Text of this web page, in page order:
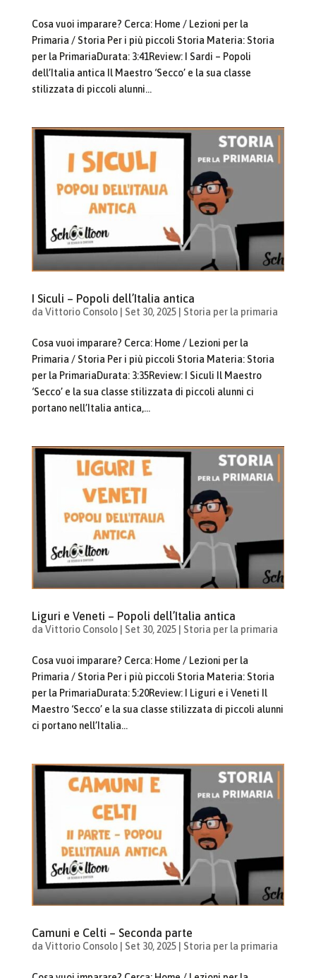
Cosa vuoi imparare? Cerca: Home / Lezioni per la
Primaria / Storia Per i più piccoli Storia Materia: Storia
per la PrimariaDurata: 3:41Review: I Sardi – Popoli
dell’Italia antica Il Maestro ‘Secco’ e la sua classe
stilizzata di piccoli alunni...
I Siculi – Popoli dell’Italia antica
da Vittorio Consolo| Set 30, 2025| Storia per la primaria
Cosa vuoi imparare? Cerca: Home / Lezioni per la
Primaria / Storia Per i più piccoli Storia Materia: Storia
per la PrimariaDurata: 3:35Review: I Siculi Il Maestro
‘Secco’ e la sua classe stilizzata di piccoli alunni ci
portano nell’Italia antica,...
Liguri e Veneti – Popoli dell’Italia antica
da Vittorio Consolo| Set 30, 2025| Storia per la primaria
Cosa vuoi imparare? Cerca: Home / Lezioni per la
Primaria / Storia Per i più piccoli Storia Materia: Storia
per la PrimariaDurata: 5:20Review: I Liguri e i Veneti Il
Maestro ‘Secco’ e la sua classe stilizzata di piccoli alunni
ci portano nell’Italia...
Camuni e Celti – Seconda parte
da Vittorio Consolo| Set 30, 2025| Storia per la primaria